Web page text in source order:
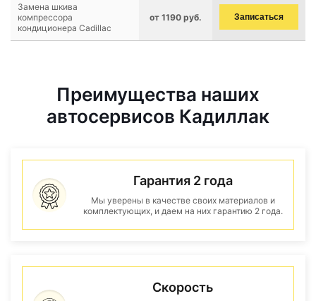
Замена шкива
компрессора
кондиционера Cadillac
от 1190 руб. Записаться
Преимущества наших
автосервисов Кадиллак
Гарантия 2 года
Мы уверены в качестве своих материалов и
комплектующих, и даем на них гарантию 2 года.
Скорость